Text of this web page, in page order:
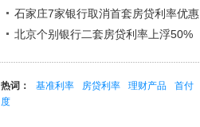
石家庄7家银行取消首套房贷利率优惠
北京个别银行二套房贷利率上浮50%
热词： 基准利率 房贷利率 理财产品 首付
度